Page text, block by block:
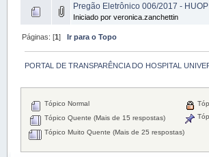
Pregão Eletrônico 006/2017 - HUOP
Iniciado por veronica.zanchettin
Páginas: [1]Ir para o Topo
PORTAL DE TRANSPARÊNCIA DO HOSPITAL
Tópico Normal
Tópico Quente (Mais de 15 respostas)
Tópico Muito Quente (Mais de 25 respostas)